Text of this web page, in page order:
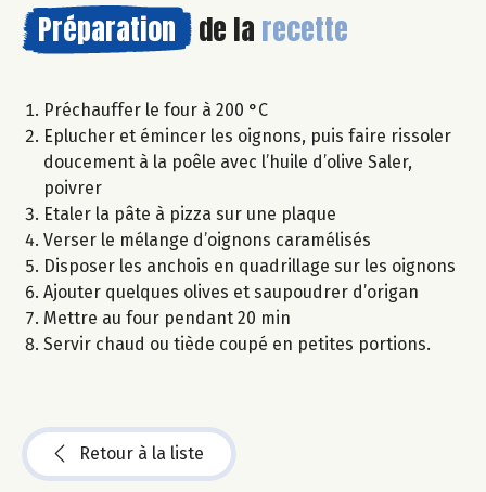
Préparation de la recette
Préchauffer le four à 200 °C
Eplucher et émincer les oignons, puis faire rissoler
doucement à la poêle avec l’huile d’olive Saler,
poivrer
Etaler la pâte à pizza sur une plaque
Verser le mélange d’oignons caramélisés
Disposer les anchois en quadrillage sur les oignons
Ajouter quelques olives et saupoudrer d’origan
Mettre au four pendant 20 min
Servir chaud ou tiède coupé en petites portions.
Retour à la liste